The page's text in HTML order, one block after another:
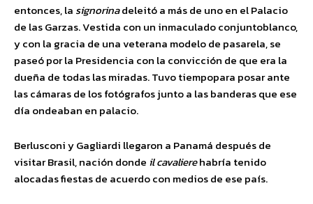
entonces, la signorinadeleitó a más de uno en el Palacio
de las Garzas. Vestida con un inmaculado conjuntoblanco,
y con la gracia de una veterana modelo de pasarela, se
paseó por la Presidencia con la convicción de que era la
dueña de todas las miradas. Tuvo tiempopara posar ante
las cámaras de los fotógrafos junto a las banderas que ese
día ondeaban en palacio.
Berlusconi y Gagliardi llegaron a Panamá después de
visitar Brasil, nación donde il cavalierehabría tenido
alocadas fiestas de acuerdo con medios de ese país.